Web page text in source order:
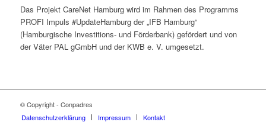
Das Projekt CareNet Hamburg wird im Rahmen des Programms
PROFI Impuls #UpdateHamburg der „IFB Hamburg“
(Hamburgische Investitions- und Förderbank) gefördert und von
der Väter PAL gGmbH und der KWB e. V. umgesetzt.
© Copyright - Conpadres
Datenschutzerklärung
Impressum Kontakt